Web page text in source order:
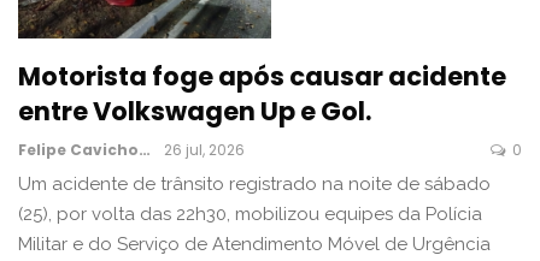
Motorista foge após causar acidente
entre Volkswagen Up e Gol.
Felipe Cavichon 26 jul, 2026 0
Um acidente de trânsito registrado na noite de sábado
(25), por volta das 22h30, mobilizou equipes da Polícia
Militar e do Serviço de Atendimento Móvel de Urgência